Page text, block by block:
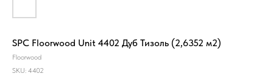
SPC Floorwood Unit 4402 Дуб Тизоль (2,6352 м2)
Floorwood
SKU: 4402